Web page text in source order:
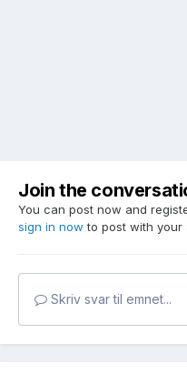
Join the
You can post now and
sign in now to post with your
Skriv svar til emnet...